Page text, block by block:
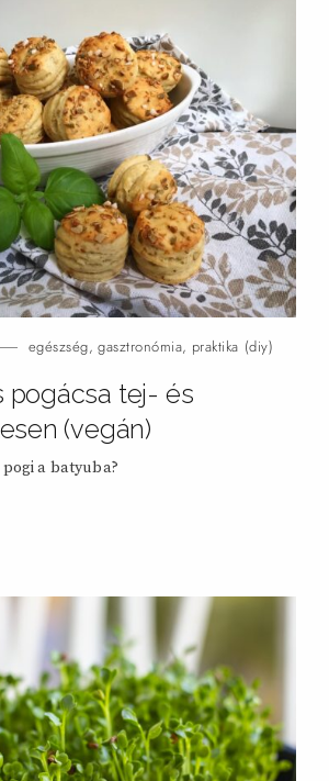
egészség,gasztronómia, praktika (diy)
pogácsa tej- és
(vegán)
a batyuba?